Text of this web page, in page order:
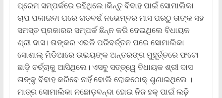
ପ୍ରେମ ସମ୍ପର୍କରେ ରହିଥିଲେ।କିନ୍ତୁ ବିବାହ ପାଇଁ ସୋମାଲିକା
ଚାପ ପକାଇବା ପରେ ଗତବର୍ଷ ନଭେମ୍ବର ମାସ ପରଠୁ ତାଙ୍କ ସହ
ସମସ୍ତ ପ୍ରକାରର ସମ୍ପର୍କ ଛିନ୍ନ କରି ଦେଇଥିଲେ ବିଧାୟକ
ଶ୍ରୀ ଦାସ। ତାଙ୍କର ଏଭଳି ପରିବର୍ତ୍ତନ ପରେ ସୋମାଲିକା
ସୋଶାଲ୍ ମିଡିଆରେ ଉଭୟଙ୍କ ଅନ୍ତରଙ୍ଗ ମୁହୂର୍ତ୍ତରେ ଫଟୋ
ଛାଡ଼ି ଚର୍ଚ୍ଚାକୁ ଆସିଥିଲେ। ଏସବୁ ସତ୍ତ୍ୱେ ବିଧାୟକ ଶ୍ରୀ ଦାସ
ତାଙ୍କୁ ବିବାହ କରିବେ ନାହିଁ ବୋଲି ରୋକଠୋକ୍ ଶୁଣାଇଥିଲେ ।
ମାତ୍ର ସୋମାଲିକା ନଛୋଡ଼ବନ୍ଦା ହୋଇ ନିଜ ହକ୍ ପାଇଁ ଲଢ଼ି